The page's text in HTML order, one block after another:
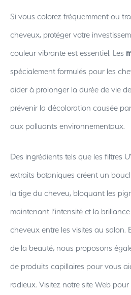
Si vous colorez fréquemment ou
cheveux, protéger votre
couleur vibrante est essentiel. Les
spécialement formulés pour les
aider à prolonger la durée de vie
prévenir la décoloration causée
aux polluants environnementaux.
Des ingrédients tels que les filtres
extraits botaniques créent un
la tige du cheveu, bloquant les
maintenant l’intensité et la
cheveux entre les visites au salon.
de la beauté, nous proposons
de produits capillaires pour vous
radieux. Visitez notre site Web